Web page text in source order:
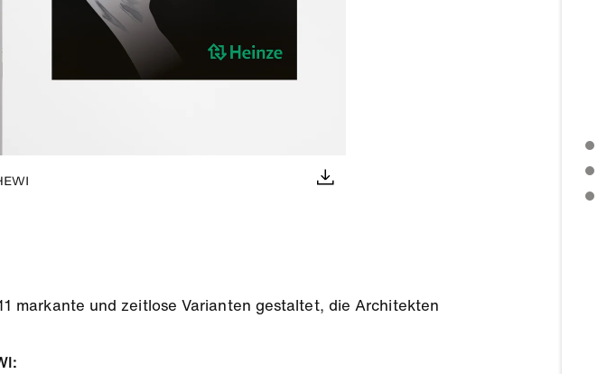
markante und zeitlose Varianten gestaltet, die Architekten
PRESSEMATERIALIEN HERUNTERLADEN